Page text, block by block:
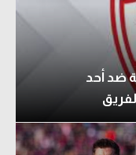
ضد أحد